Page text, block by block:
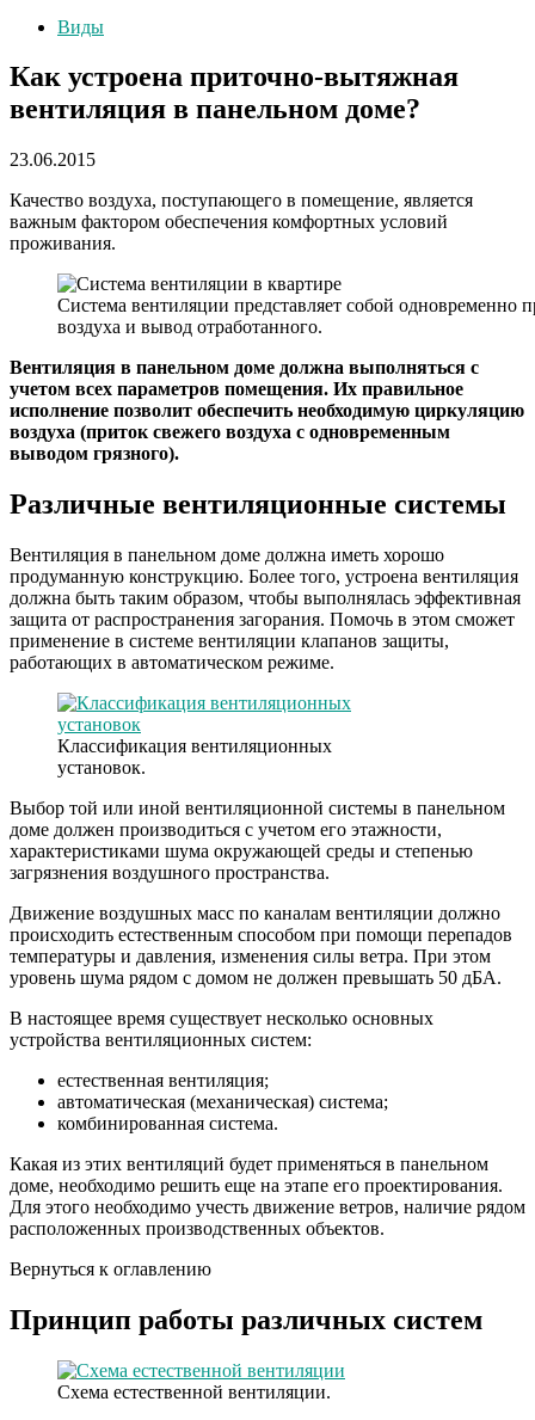
Виды
Как устроена приточно-вытяжная
вентиляция в панельном доме?
23.06.2015
Качество воздуха, поступающего в помещение, является
важным фактором обеспечения комфортных условий
проживания.
Система вентиляции представляет собой одновременно
воздуха и вывод отработанного.
Вентиляция в панельном доме должна выполняться с
учетом всех параметров помещения. Их правильное
исполнение позволит обеспечить необходимую циркуляцию
воздуха (приток свежего воздуха с одновременным
выводом грязного).
Различные вентиляционные системы
Вентиляция в панельном доме должна иметь хорошо
продуманную конструкцию. Более того, устроена вентиляция
должна быть таким образом, чтобы выполнялась эффективная
защита от распространения загорания. Помочь в этом сможет
применение в системе вентиляции клапанов защиты,
работающих в автоматическом режиме.
Классификация вентиляционных
установок.
Выбор той или иной вентиляционной системы в панельном
доме должен производиться с учетом его этажности,
характеристиками шума окружающей среды и степенью
загрязнения воздушного пространства.
Движение воздушных масс по каналам вентиляции должно
происходить естественным способом при помощи перепадов
температуры и давления, изменения силы ветра. При этом
уровень шума рядом с домом не должен превышать 50 дБА.
В настоящее время существует несколько основных
устройства вентиляционных систем:
естественная вентиляция;
автоматическая (механическая) система;
комбинированная система.
Какая из этих вентиляций будет применяться в панельном
доме, необходимо решить еще на этапе его проектирования.
Для этого необходимо учесть движение ветров, наличие рядом
расположенных производственных объектов.
Вернуться к оглавлению
Принцип работы различных систем
Схема естественной вентиляции.